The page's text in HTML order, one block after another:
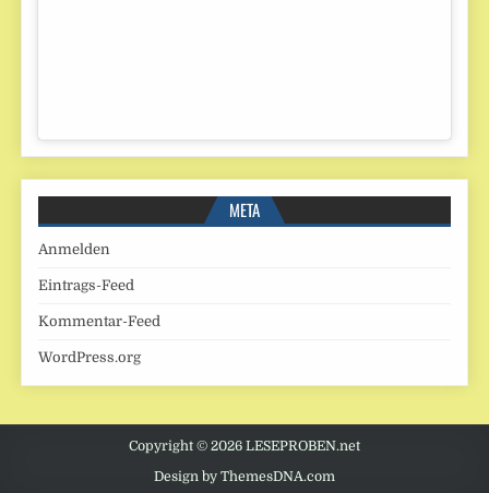
META
Anmelden
Eintrags-Feed
Kommentar-Feed
WordPress.org
Copyright © 2026 LESEPROBEN.net
Design by ThemesDNA.com